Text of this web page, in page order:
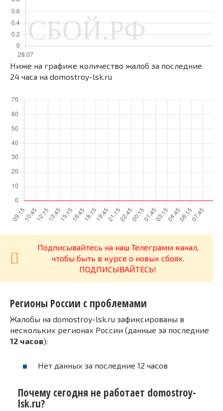
Ниже на графике количество жалоб за последние
24 часа на domostroy-lsk.ru
Подписывайтесь на наш Телеграмм канал,
чтобы быть в курсе о новых сбоях.
ПОДПИСЫВАЙТЕСЬ!
Регионы России с проблемами
Жалобы на domostroy-lsk.ru зафиксированы в
нескольких регионах России (данные за последние
12 часов):
Нет данных за последние 12 часов
Почему сегодня не работает domostroy-
lsk.ru?